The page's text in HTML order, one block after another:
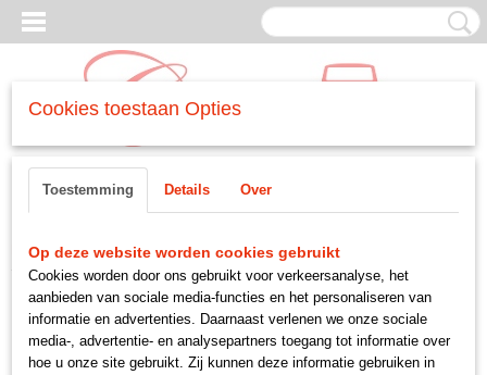
Inloggen Registreren
Home>CARROSSERIE>-interieur>stoelverlenger
Cookies toestaan Opties
Toestemming Details Over
Op deze website worden cookies gebruikt
Cookies worden door ons gebruikt voor verkeersanalyse, het
aanbieden van sociale media-functies en het personaliseren van
informatie en advertenties. Daarnaast verlenen we onze sociale
media-, advertentie- en analysepartners toegang tot informatie over
hoe u onze site gebruikt. Zij kunnen deze informatie gebruiken in